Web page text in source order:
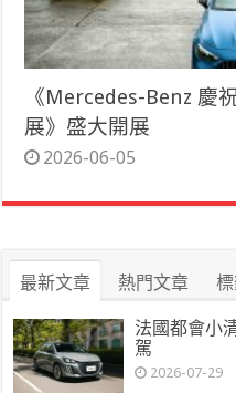
《Mercedes-Benz 慶
展》盛大開展
2026-06-05
最新文章 熱門文章
法國都會小
駕
2026-07-29